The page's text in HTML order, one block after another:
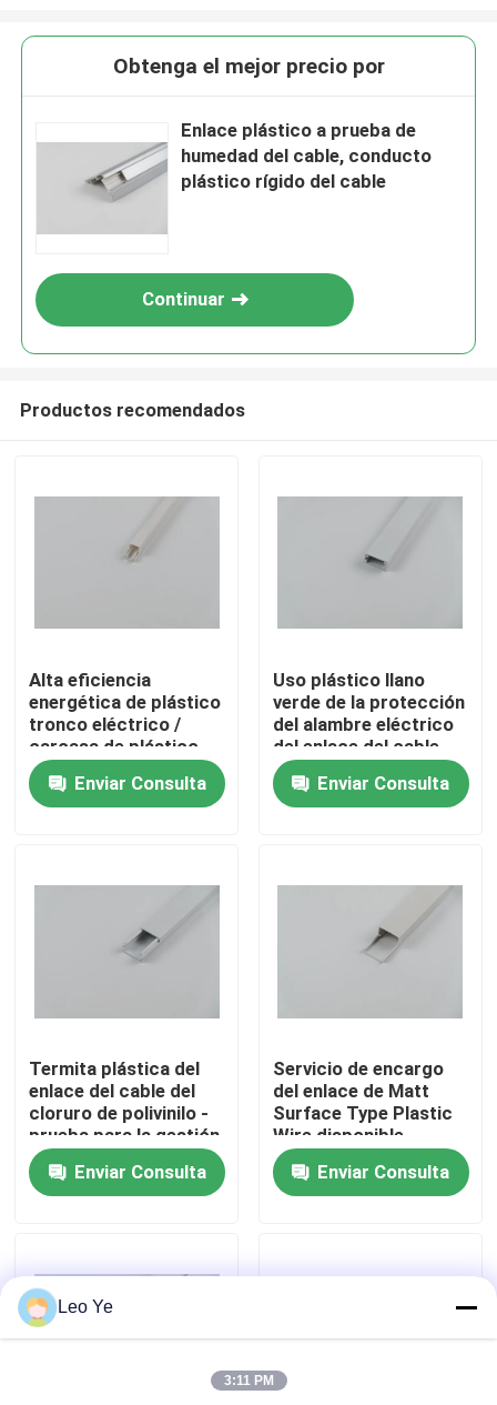
En casa
Control de calidad
Contacta con nosotros
Solicitar una cita
Perfiles de la protuberancia del PVC
Obtenga el mejor precio por
Enlace plástico a prueba de
humedad del cable, conducto
plástico rígido del cable
Continuar
Productos recomendados
Alta eficiencia
energética de plástico
tronco eléctrico /
carcasa de plástico
para cables dureza
rígidaEnviar Consulta
Uso plástico llano
verde de la protección
del alambre eléctrico
del enlace del cable
Enviar Consulta
Termita plástica del
enlace del cable del
cloruro de polivinilo -
prueba para la gestión
del alambre
Enviar Consulta
Servicio de encargo
del enlace de Matt
Surface Type Plastic
Wire disponible
Enviar Consulta
Leo Ye
3:11 PM